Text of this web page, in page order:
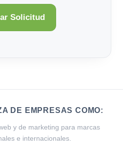
DE EMPRESAS COMO:
y de marketing para marcas
e internacionales.